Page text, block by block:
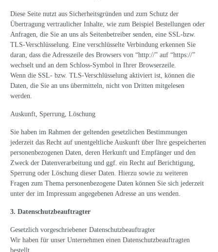
Diese Seite nutzt aus Sicherheitsgründen und zum Schutz der
Übertragung vertraulicher Inhalte, wie zum Beispiel Bestellungen oder
Anfragen, die Sie an uns als Seitenbetreiber senden, eine SSL-bzw.
TLS-Verschlüsselung. Eine verschlüsselte Verbindung erkennen Sie
daran, dass die Adresszeile des Browsers von “http://” auf “https://”
wechselt und an dem Schloss-Symbol in Ihrer Browserzeile.
Wenn die SSL- bzw. TLS-Verschlüsselung aktiviert ist, können die
Daten, die Sie an uns übermitteln, nicht von Dritten mitgelesen
werden.
Auskunft, Sperrung, Löschung
Sie haben im Rahmen der geltenden gesetzlichen Bestimmungen
jederzeit das Recht auf unentgeltliche Auskunft über Ihre gespeicherten
personenbezogenen Daten, deren Herkunft und Empfänger und den
Zweck der Datenverarbeitung und ggf. ein Recht auf Berichtigung,
Sperrung oder Löschung dieser Daten. Hierzu sowie zu weiteren
Fragen zum Thema personenbezogene Daten können Sie sich jederzeit
unter der im Impressum angegebenen Adresse an uns wenden.
3. Datenschutzbeauftragter
Gesetzlich vorgeschriebener Datenschutzbeauftragter
Wir haben für unser Unternehmen einen Datenschutzbeauftragten
bestellt.